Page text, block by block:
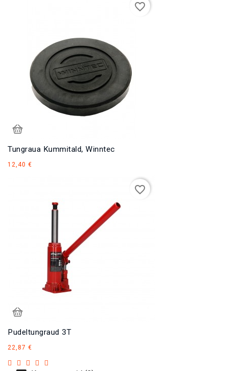
Tungraua Kummitald, Winntec
12,40 €
favorite_border
Pudeltungraud 3T
22,87 €
favorite_border